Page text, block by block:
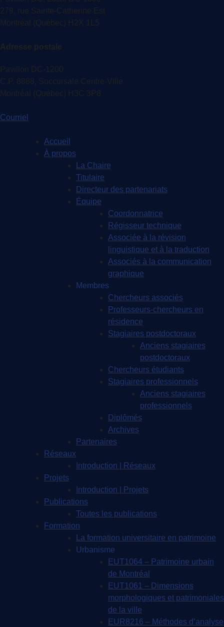
279, rue Sainte-Catherine Est
Montréal (Québec) H2X 1L5
Adresse postale
Pavillon DC-1200
C.P. 8888, Succursale Centre-Ville
Montréal (Québec) H3C 3P8
Courriel
Accueil
À propos
La Chaire
Titulaire
Directeur des partenariats
Équipe
Coordonnatrice
Régisseur technique
Associée à la révision
linguistique et à la traduction
Associés à la communication
graphique
Membres
Chercheurs associés
Professeurs-chercheurs en
résidence
Stagiaires postdoctoraux
Anciens stagiaires
postdoctoraux
Chercheurs étudiants
Stagiaires professionnels
Anciens stagiaires
professionnels
Diplômés
Archives
Partenaires
Réseaux
Introduction | Réseaux
Projets
Introduction | Projets
Publications
Toutes les publications
Formation
La formation universitaire en patrimoine
Urbanisme
EUT1064 – Patrimoine urbain
de Montréal
EUT1061 – Dimensions
morphologiques et patrimoniales
de la ville
EUR8216 – Méthodes d’analyse